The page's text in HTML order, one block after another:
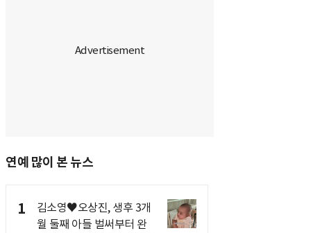
연예 많이 본 뉴스
1
김소영♥오상진, 생후 3개
월 둘째 아들 벌써부터 완